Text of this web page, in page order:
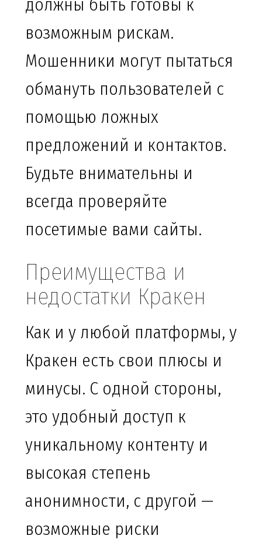
должны быть готовы к
возможным рискам.
Мошенники могут пытаться
обмануть пользователей с
помощью ложных
предложений и контактов.
Будьте внимательны и
всегда проверяйте
посетимые вами сайты.
Преимущества и
недостатки Кракен
Как и у любой платформы, у
Кракен есть свои плюсы и
минусы. С одной стороны,
это удобный доступ к
уникальному контенту и
высокая степень
анонимности, с другой —
возможные риски